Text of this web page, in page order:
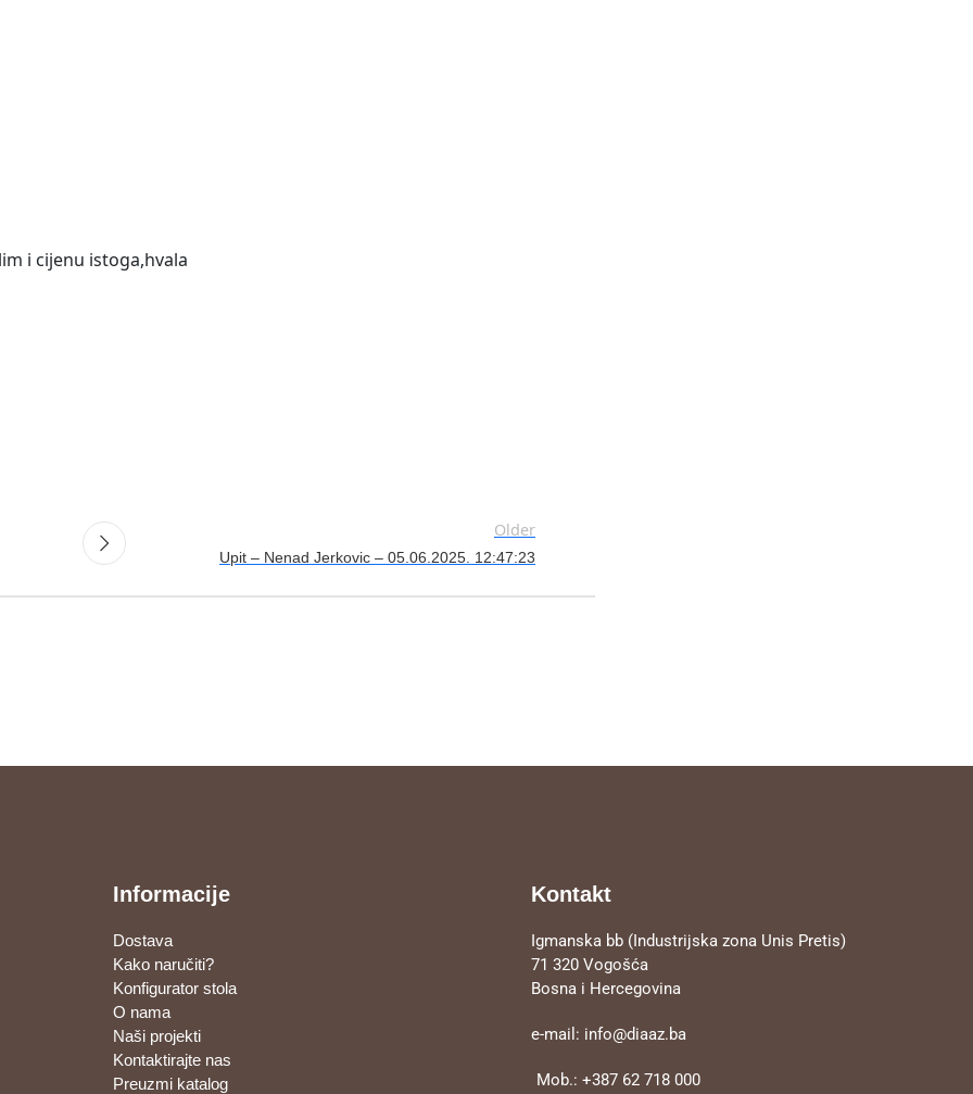
i cijenu istoga,hvala
Older
Upit – Nenad Jerkovic – 05.06.2025. 12:47:23
Informacije
Dostava
Kako naručiti?
Konfigurator stola
O nama
Naši projekti
Kontaktirajte nas
Preuzmi katalog
Kontakt
Igmanska bb (Industrijska zona Unis Pretis)
71 320 Vogošća
Bosna i Hercegovina
e-mail: info@diaaz.ba
Mob.:+387 62 718 000